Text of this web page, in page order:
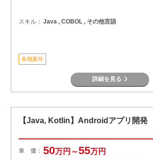
スキル： Java , COBOL , その他言語
長期案件
詳細を見る
【Java, Kotlin】Androidアプリ開発
単 価： 50万円～55万円